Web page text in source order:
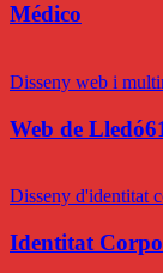
exterior
de
Médico
Médico
de
Centro
Médico
Disseny web i
Web de
Corporativa
Teleia
(2013)
Disseny d'identitat
Identitat